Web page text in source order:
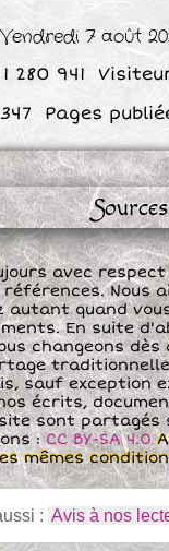
Vendredi 7 août
avec
Nous
autant quand
En suite
changeons
sauf exception
écrits,
sont partagés
:CC BY-SA 4.0
mêmes
: Avis à nos